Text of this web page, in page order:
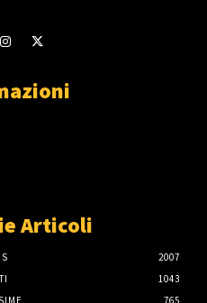
Articoli
2007
1043
765